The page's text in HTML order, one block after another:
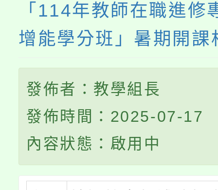
「114年教師在職進修
增能學分班」暑期開課
發佈者：教學組長
發佈時間：2025-07-17
內容狀態：啟用中